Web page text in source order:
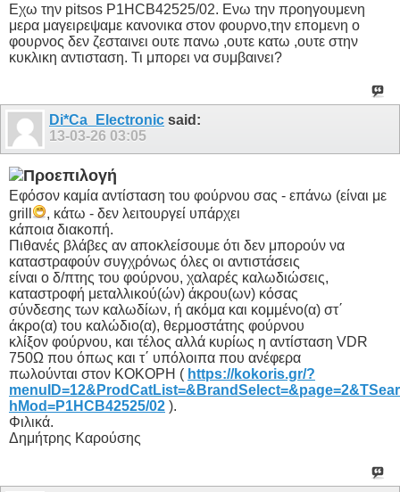
Εχω την pitsos P1HCB42525/02. Ενω την προηγουμενη
μερα μαγειρεψαμε κανονικα στον φουρνο,την επομενη ο
φουρνος δεν ζεσταινει ουτε πανω ,ουτε κατω ,ουτε στην
κυκλικη αντισταση. Τι μπορει να συμβαινει?
Di*Ca_Electronic said:
13-03-26 03:05
Εφόσον καμία αντίσταση του φούρνου σας - επάνω (είναι με
grill
, κάτω - δεν λειτουργεί υπάρχει
κάποια διακοπή.
Πιθανές βλάβες αν αποκλείσουμε ότι δεν μπορούν να
καταστραφούν συγχρόνως όλες οι αντιστάσεις
είναι ο δ/πτης του φούρνου, χαλαρές καλωδιώσεις,
καταστροφή μεταλλικού(ών) άκρου(ων) κόσας
σύνδεσης των καλωδίων, ή ακόμα και κομμένο(α) στ΄
άκρο(α) του καλώδιο(α), θερμοστάτης φούρνου
κλίξον φούρνου, και τέλος αλλά κυρίως η αντίσταση VDR
750Ω που όπως και τ΄ υπόλοιπα που ανέφερα
πωλούνται στον ΚΟΚΟΡΗ ( https://kokoris.gr/?
hMod=P1HCB42525/02 ).
Φιλικά.
Δημήτρης Καρούσης